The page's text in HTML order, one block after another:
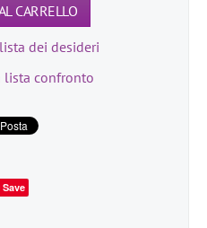
CARRELLO
dei desideri
confronto
Save